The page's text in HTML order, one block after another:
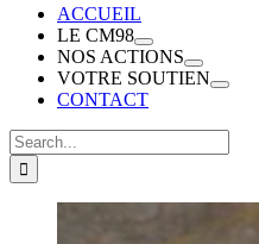
ACCUEIL
LE CM98
NOS ACTIONS
VOTRE SOUTIEN
CONTACT
Search
for:
Larger